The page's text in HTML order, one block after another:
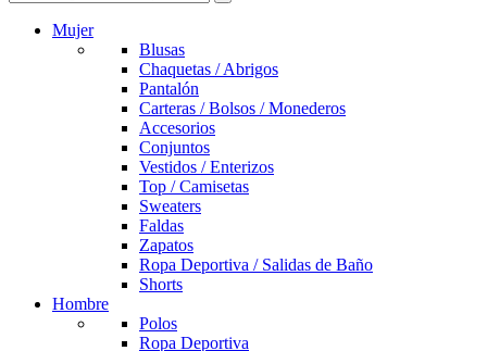
Mujer
Blusas
Chaquetas / Abrigos
Pantalón
Carteras / Bolsos / Monederos
Accesorios
Conjuntos
Vestidos / Enterizos
Top / Camisetas
Sweaters
Faldas
Zapatos
Ropa Deportiva / Salidas de Baño
Shorts
Hombre
Polos
Ropa Deportiva